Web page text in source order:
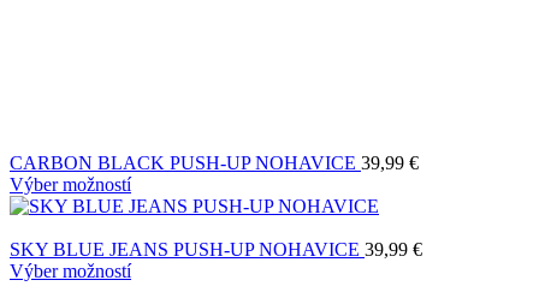
CARBON BLACK PUSH-UP NOHAVICE 39,99 €
Výber možností
SKY BLUE JEANS PUSH-UP NOHAVICE 39,99 €
Výber možností